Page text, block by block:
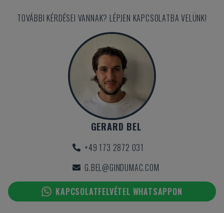
TOVÁBBI KÉRDÉSEI VANNAK? LÉPJEN KAPCSOLATBA VELÜNK!
GERARD BEL
+49 173 2872 031
G.BEL@GINDUMAC.COM
KAPCSOLATFELVÉTEL WHATSAPPON